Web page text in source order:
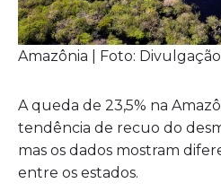
Amazônia | Foto: Divulgação
A queda de 23,5% na
tendência de recuo do
mas os dados mostram
entre os estados.